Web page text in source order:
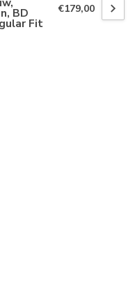
BD
Fit
€179,00